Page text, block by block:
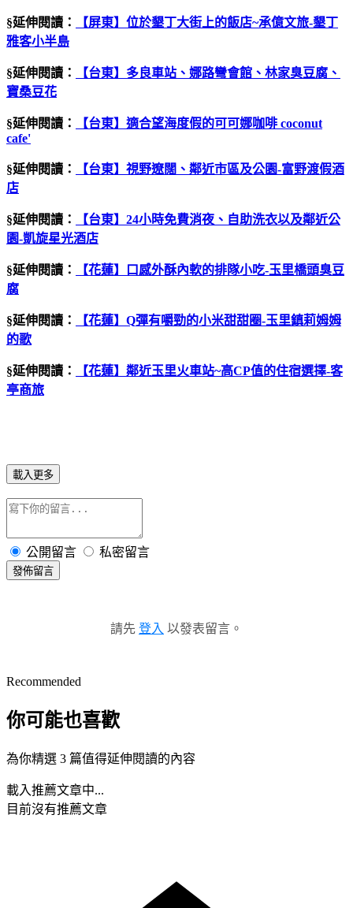
§延伸閱讀： 【屏東】位於墾丁大街上的飯店~承億文旅-墾丁
雅客小半島
§延伸閱讀：
【台東】多良車站、娜路彎會館、林家臭豆腐、
寶桑豆花
§延伸閱讀： 【台東】適合望海度假的可可娜咖啡 coconut
cafe'
§延伸閱讀： 【台東】視野遼闊、鄰近市區及公園-富野渡假酒
店
§延伸閱讀： 【台東】 24小時免費消夜、自助洗衣以及鄰近公
園-凱旋星光酒店
§延伸閱讀： 【花蓮】口感外酥內軟的排隊小吃-玉里橋頭臭豆
腐
§延伸閱讀： 【花蓮】 Q彈有嚼勁的小米甜甜圈-玉里鎮莉姆姆
的歌
§延伸閱讀： 【花蓮】鄰近玉里火車站~高CP值的住宿選擇-客
亭商旅
載入更多
公開留言 私密留言
發佈留言
請先 登入 以發表留言。
Recommended
你可能也喜歡
為你精選 3 篇值得延伸閱讀的內容
載入推薦文章中...
目前沒有推薦文章